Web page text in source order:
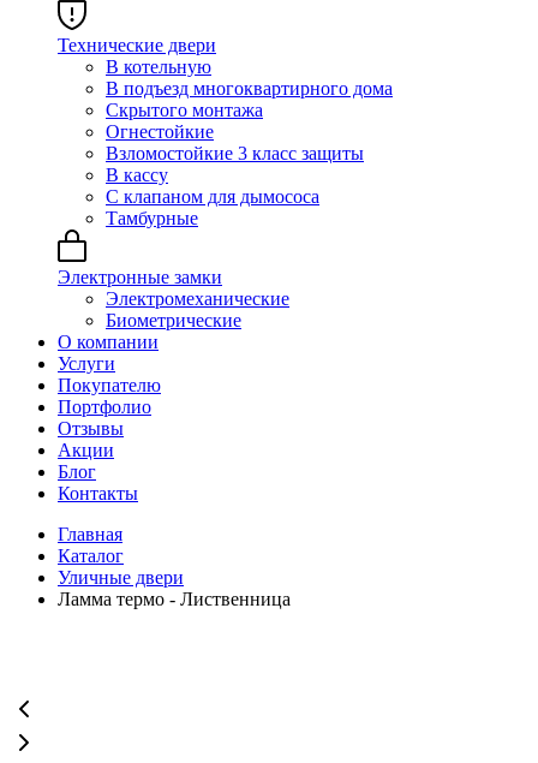
Технические двери
В котельную
В подъезд многоквартирного дома
Скрытого монтажа
Огнестойкие
Взломостойкие 3 класс защиты
В кассу
С клапаном для дымососа
Тамбурные
Электронные замки
Электромеханические
Биометрические
О компании
Услуги
Покупателю
Портфолио
Отзывы
Акции
Блог
Контакты
Главная
Каталог
Уличные двери
Ламма термо - Лиственница